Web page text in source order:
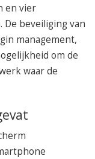
en vier
beveiliging van
management,
om de
waar de